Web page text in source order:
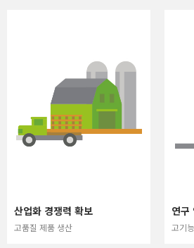
산업화 경쟁력 확보
고품질 제품 생산
연구
고기